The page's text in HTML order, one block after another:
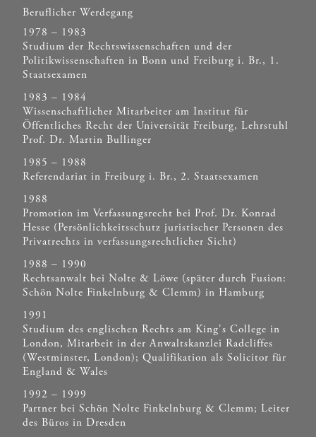
Beruflicher Werdegang
1978 – 1983
Studium der Rechtswissenschaften und der
Politikwissenschaften in Bonn und Freiburg i. Br., 1.
Staatsexamen
1983 – 1984
Wissenschaftlicher Mitarbeiter am Institut für
Öffentliches Recht der Universität Freiburg, Lehrstuhl
Prof. Dr. Martin Bullinger
1985 – 1988
Referendariat in Freiburg i. Br., 2. Staatsexamen
1988
Promotion im Verfassungsrecht bei Prof. Dr. Konrad
Hesse (Persönlichkeitsschutz juristischer Personen des
Privatrechts in verfassungsrechtlicher Sicht)
1988 – 1990
Rechtsanwalt bei Nolte & Löwe (später durch Fusion:
Schön Nolte Finkelnburg & Clemm) in Hamburg
1991
Studium des englischen Rechts am King's College in
London, Mitarbeit in der Anwaltskanzlei Radcliffes
(Westminster, London); Qualifikation als Solicitor für
England & Wales
1992 – 1999
Partner bei Schön Nolte Finkelnburg & Clemm; Leiter
des Büros in Dresden